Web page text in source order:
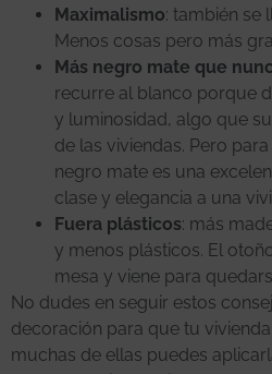
Maximalismo: también se
Menos cosas pero más
Más negro mate que
recurre al blanco porque
y luminosidad, algo que
de las viviendas. Pero
negro mate es una
clase y elegancia a una
Fuera plásticos: más
y menos plásticos. El
mesa y viene para
No dudes en seguir estos
decoración para que tu
muchas de ellas puedes